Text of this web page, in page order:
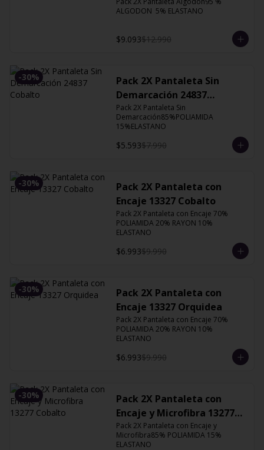
ALGODON  5% ELASTANO
$9.093$12.990
-30%
Pack 2X Pantaleta Sin
Demarcación 24837
Cobalto
Pack 2X Pantaleta Sin
Demarcación85%POLIAMIDA
15%ELASTANO
$5.593$7.990
-30%
Pack 2X Pantaleta con
Encaje 13327 Cobalto
Pack 2X Pantaleta con Encaje 70%
POLIAMIDA 20% RAYON 10%
ELASTANO
$6.993$9.990
-30%
Pack 2X Pantaleta con
Encaje 13327 Orquidea
Pack 2X Pantaleta con Encaje 70%
POLIAMIDA 20% RAYON 10%
ELASTANO
$6.993$9.990
-30%
Pack 2X Pantaleta con
Encaje y Microfibra 13277
Cobalto
Pack 2X Pantaleta con Encaje y
Microfibra85% POLIAMIDA 15%
ELASTANO